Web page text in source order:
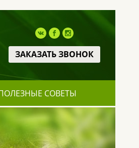
ЗАКАЗАТЬ ЗВОНОК
СОВЕТЫ